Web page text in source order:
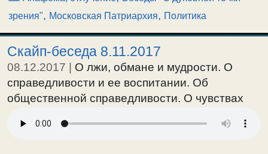
зрения", Московская Патриархия, Политика
Скайп-беседа 8.11.2017
08.12.2017 | О лжи, обмане и мудрости. О
справедливости и ее воспитании. Об
общественной справедливости. О чувствах
воспитании ложного смирения тоталитарной